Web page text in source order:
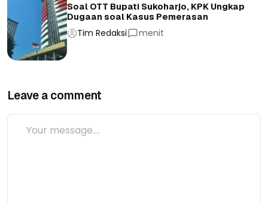
Soal OTT Bupati Sukoharjo, KPK Ungkap
Dugaan soal Kasus Pemerasan
Tim Redaksi menit
Leave a comment